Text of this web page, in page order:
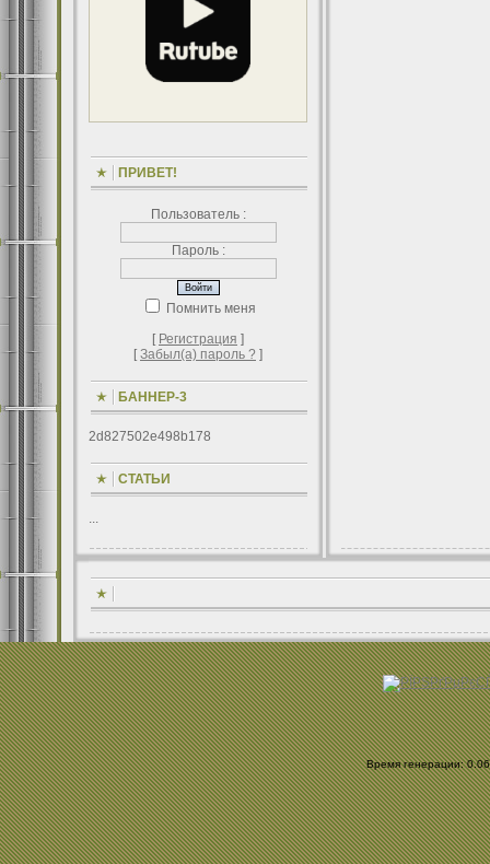
ПРИВЕТ!
Пользователь :
Пароль :
Помнить меня
[ Регистрация ]
[Забыл(а) пароль ? ]
БАННЕР-3
2d827502e498b178
СТАТЬИ
...
Время генерации: